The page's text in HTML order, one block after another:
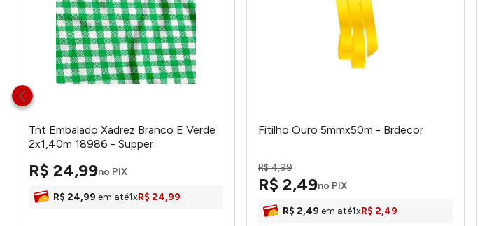
Tnt Embalado Xadrez Branco E Verde
2x1,40m 18986 - Supper
R$ 24,99no PIX
R$ 24,99 em até1xR$ 24,99
Fitilho Ouro 5mmx50m - Brdecor
R$4,99
R$ 2,49no PIX
R$ 2,49 em até1xR$ 2,49